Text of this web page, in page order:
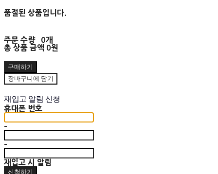
품절된 상품입니다.
주문 수량
0개
총 상품 금액 0원
구매하기
장바구니에 담기
재입고 알림 신청
휴대폰 번호
-
-
재입고 시 알림
신청하기